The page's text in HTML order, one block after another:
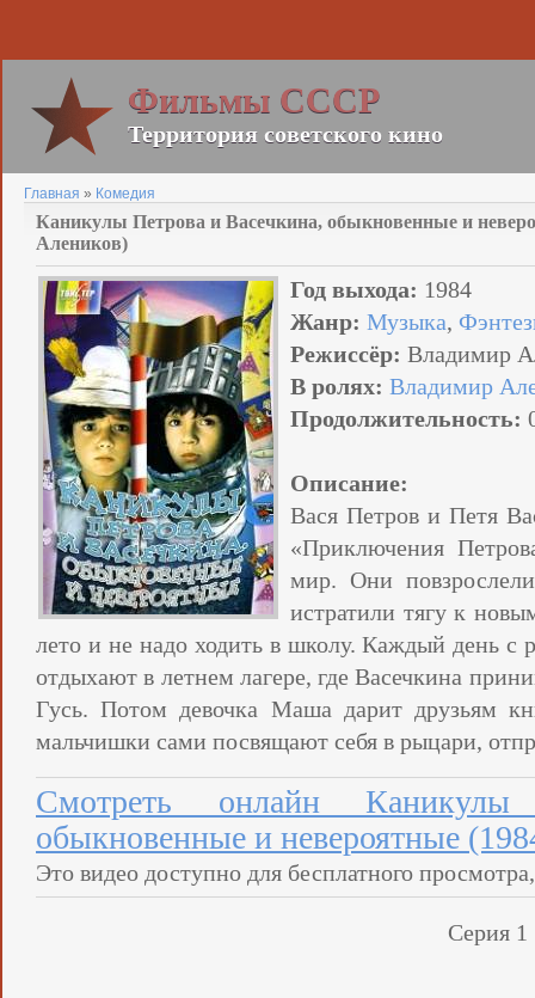
Фильмы СССР
Территория советского кино
Главная » Комедия
Каникулы Петрова и Васечкина, обыкновенные и
Алеников)
Год выхода: 1984
Жанр: Музыка,
Режиссёр: Владимир
В ролях: Владимир
Продолжительность:
Описание:
Вася Петров и Петя
«Приключения
мир. Они
истратили тягу к
лето и не надо ходить в школу. Каждый день с
отдыхают в летнем лагере, где Васечкина
Гусь. Потом девочка Маша дарит друзьям
мальчишки сами посвящают себя в рыцари,
Смотреть онлайн
обыкновенные и невероятные
Это видео доступно для бесплатного
Серия 1